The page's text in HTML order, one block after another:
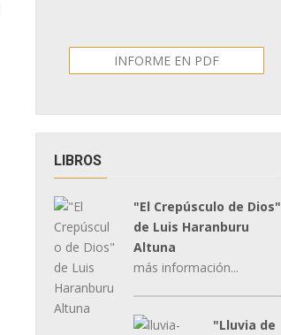
INFORME EN PDF
LIBROS
"El Crepúsculo de Dios"
de Luis Haranburu
Altuna
más información...
"Lluvia de